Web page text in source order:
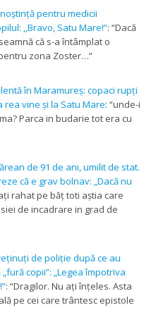
pentru medicii
,,Bravo, Satu Mare!”: “Dacă
că s-a întâmplat o
zona Zoster…”
în Maramureș: copaci rupți
vine și la Satu Mare: “unde-i
Parca in budarie tot era cu
de 91 de ani, umilit de stat.
că e grav bolnav: „Dacă nu
rahat pe băţ toti aştia care
de incadrare in grad de
de poliție după ce au
copii”: „Legea împotriva
: “Dragilor. Nu ați înțeles. Asta
pe cei care trântesc epistole